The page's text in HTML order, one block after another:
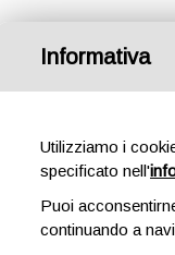
Divani
Informativa
Utilizziamo i
specificato nell'
Puoi
continuando a